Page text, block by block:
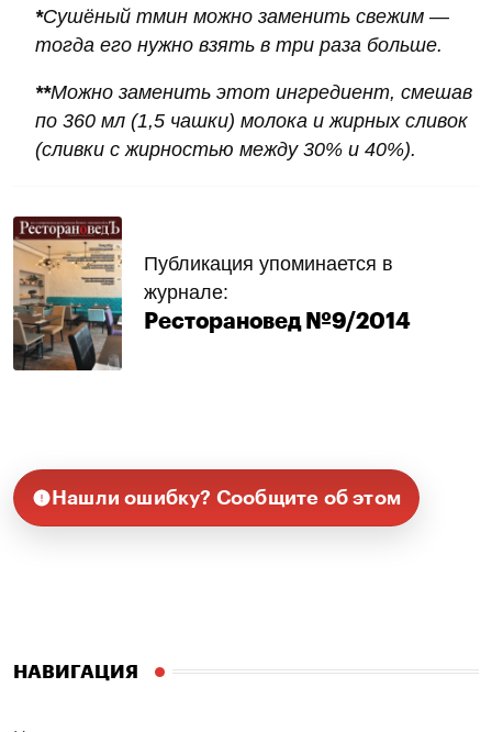
*Сушёный тмин можно заменить свежим —
тогда его нужно взять в три раза больше.
**Можно заменить этот ингредиент, смешав
по 360 мл (1,5 чашки) молока и жирных сливок
(сливки с жирностью между 30% и 40%).
Публикация упоминается в
журнале:
Ресторановед №9/2014
Нашли ошибку? Сообщите об этом
НАВИГАЦИЯ